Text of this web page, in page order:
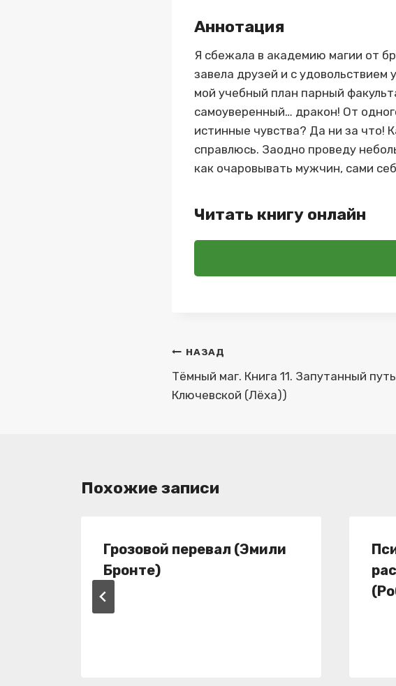
Аннотация
Я сбежала в академию магии от
завела друзей и с
мой учебный план парный
самоуверенный… дракон! От
истинные чувства? Да ни за что!
справлюсь. Заодно проведу
как очаровывать мужчин, сами
Читать книгу онлайн
Навигация
по
записям
НАЗАД
Тёмный маг. Книга 11. Запутанный
Ключевской (Лёха))
Похожие записи
Грозовой перевал (Эмили
Бронте)